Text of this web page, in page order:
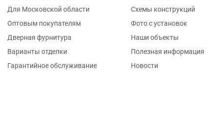
Для Московской области
Оптовым покупателям
Дверная фурнитура
Варианты отделки
Гарантийное обслуживание
Схемы конструкций
Фото с установок
Наши объекты
Полезная информация
Новости